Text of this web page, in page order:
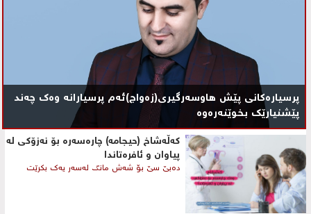
پرسیارەکانی پێش هاوسەرگیری(زەواج)ئەم پرسیارانە وەک چەند
پێشنیارێک بخوێنەرەوە
کەڵەشاخ (حیجامە) چارەسەرە بۆ نەزۆکی لە
پیاوان و ئافرەتاندا
دەبێ سێ بۆ شەش مانگ لەسەر یەک بكرێت